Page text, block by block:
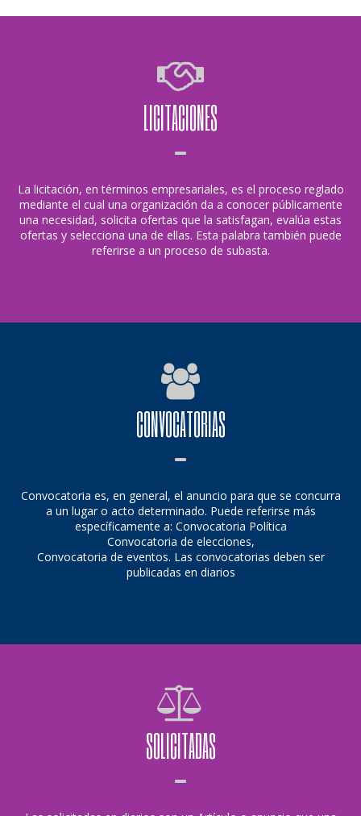
LICITACIONES
La licitación, en términos empresariales, es el proceso reglado
mediante el cual una organización da a conocer públicamente
una necesidad, solicita ofertas que la satisfagan, evalúa estas
ofertas y selecciona una de ellas. Esta palabra también puede
referirse a un proceso de subasta.
CONVOCATORIAS
Convocatoria es, en general, el anuncio para que se concurra
a un lugar o acto determinado. Puede referirse más
específicamente a: Convocatoria Política
Convocatoria de elecciones,
Convocatoria de eventos. Las convocatorias deben ser
publicadas en diarios
SOLICITADAS